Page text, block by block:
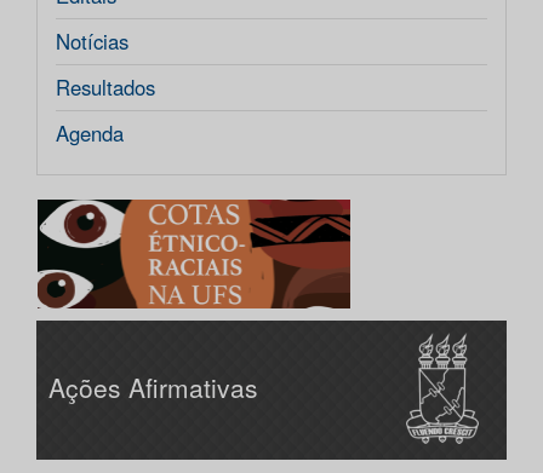
Notícias
Resultados
Agenda
Ações Afirmativas